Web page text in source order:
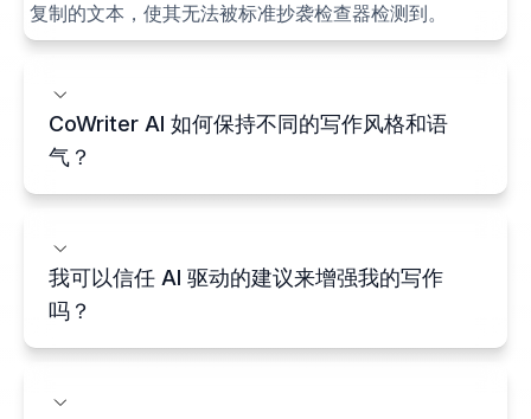
复制的文本，使其无法被标准抄袭检查器检测到。
CoWriter AI 如何保持不同的写作风格和语
气？
我可以信任 AI 驱动的建议来增强我的写作
吗？